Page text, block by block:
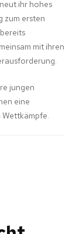
ihr hohes
zum ersten
mit ihren
jungen
eine